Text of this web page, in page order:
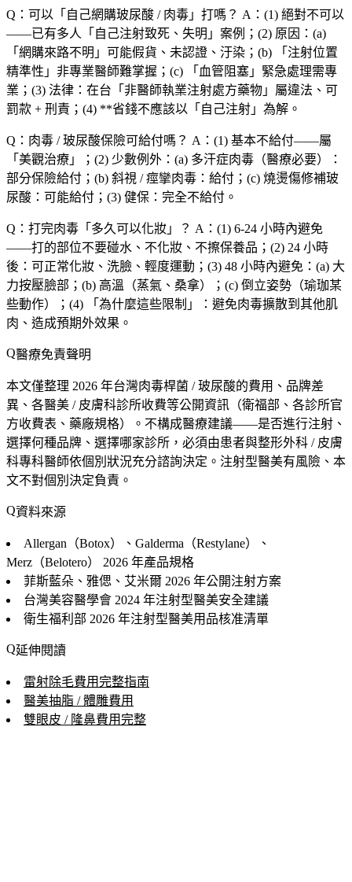
Q：可以「 自己網購玻尿酸 / 肉毒 」打嗎？ A：(1) 絕對不可以
——已有多人「自己注射致死、失明」案例；(2) 原因 ：(a)
「網購來路不明」可能假貨、未認證、汙染；(b) 「注射位置
精準性」非專業醫師難掌握；(c) 「血管阻塞」緊急處理需專
業；(3) 法律 ：在台「非醫師執業注射處方藥物」屬違法、可
罰款 + 刑責；(4) **省錢不應該以「自己注射」為解。
Q：肉毒 / 玻尿酸保險可給付嗎？ A：(1) 基本不給付——屬
「 美觀治療 」；(2) 少數例外 ：(a) 多汗症肉毒 （醫療必要）：
部分保險給付；(b) 斜視 / 痙攣肉毒：給付；(c) 燒燙傷修補玻
尿酸：可能給付；(3) 健保 ：完全不給付。
Q：打完肉毒「 多久可以化妝 」？ A：(1) 6-24 小時內避免
——打的部位不要碰水、不化妝、不擦保養品；(2) 24 小時
後 ：可正常化妝、洗臉、輕度運動；(3) 48 小時內避免 ：(a) 大
力按壓臉部；(b) 高溫（蒸氣、桑拿）；(c) 倒立姿勢（瑜珈某
些動作）；(4) 「為什麼這些限制」：避免肉毒擴散到其他肌
肉 、造成預期外效果。
醫療免責聲明
本文僅整理 2026 年台灣肉毒桿菌 / 玻尿酸的費用、品牌差
異、各醫美 / 皮膚科診所收費等公開資訊（衛福部、各診所官
方收費表、藥廠規格）。 不構成醫療建議——是否進行注射、
選擇何種品牌、選擇哪家診所，必須由患者與整形外科 / 皮膚
科專科醫師依個別狀況充分諮詢決定。注射型醫美有風險、本
文不對個別決定負責。
資料來源
Allergan（Botox）、Galderma（Restylane）、
Merz（Belotero）
2026 年產品規格
菲斯藍朵、雅偲、艾米爾 2026 年公開注射方案
台灣美容醫學會 2024 年注射型醫美安全建議
衛生福利部 2026 年注射型醫美用品核准清單
延伸閱讀
雷射除毛費用完整指南
醫美抽脂 / 體雕費用
雙眼皮 / 隆鼻費用完整